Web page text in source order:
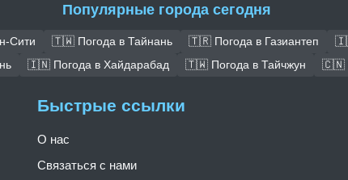
Популярные города сегодня
Сити 🇹🇼 Погода в Тайнань 🇹🇷 Погода в Газиантеп
🇮🇳 Погода в Хайдарабад 🇹🇼 Погода в Тайчжун 🇨🇳
Быстрые ссылки
О нас
Связаться с нами